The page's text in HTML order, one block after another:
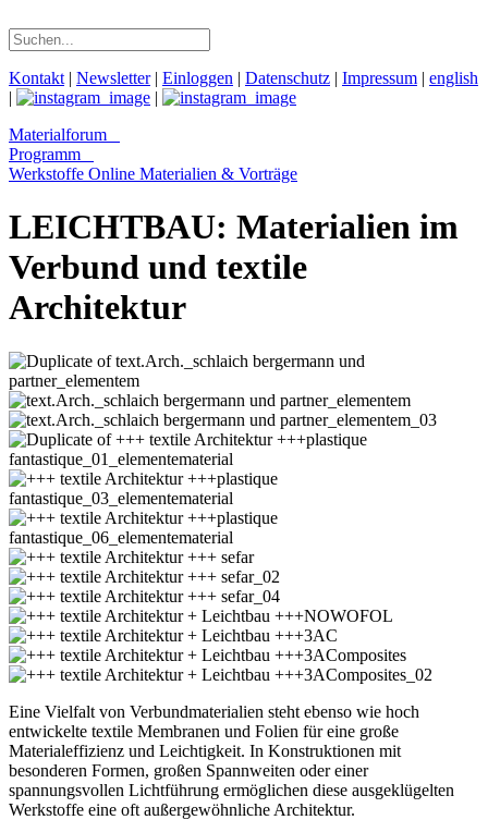
Kontakt | Newsletter| Einloggen | Datenschutz | Impressum | english
|
|
Materialforum
Programm
Werkstoffe Online Materialien & Vorträge
LEICHTBAU: Materialien im
Verbund und textile
Architektur
Eine Vielfalt von Verbundmaterialien steht ebenso wie hoch
entwickelte textile Membranen und Folien für eine große
Materialeffizienz und Leichtigkeit. In Konstruktionen mit
besonderen Formen, großen Spannweiten oder einer
spannungsvollen Lichtführung ermöglichen diese ausgeklügelten
Werkstoffe eine oft außergewöhnliche Architektur.